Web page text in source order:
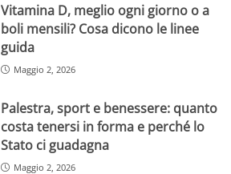
Vitamina D, meglio ogni giorno o a
boli mensili? Cosa dicono le linee
guida
Maggio 2, 2026
Palestra, sport e benessere: quanto
costa tenersi in forma e perché lo
Stato ci guadagna
Maggio 2, 2026